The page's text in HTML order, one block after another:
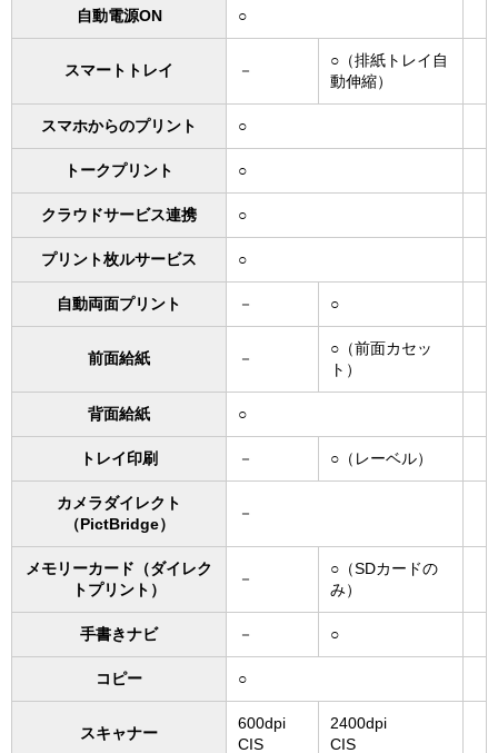
自動電源ON ○
スマートトレイ －
○（排紙トレイ自
動伸縮）
スマホからのプリント ○
トークプリント ○
クラウドサービス連携 ○
プリント枚ルサービス ○
自動両面プリント － ○
前面給紙 －
○（前面カセッ
ト）
背面給紙 ○
トレイ印刷 － ○（レーベル）
カメラダイレクト
（PictBridge）
－
メモリーカード（ダイレク
トプリント）
－
○（SDカードの
み）
手書きナビ － ○
コピー ○
スキャナー
600dpi
CIS
2400dpi
CIS